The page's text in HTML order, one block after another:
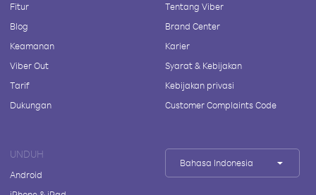
Fitur
Blog
Keamanan
Viber Out
Tarif
Dukungan
Tentang Viber
Brand Center
Karier
Syarat & Kebijakan
Kebijakan privasi
Customer Complaints Code
UNDUH
Android
Bahasa Indonesia